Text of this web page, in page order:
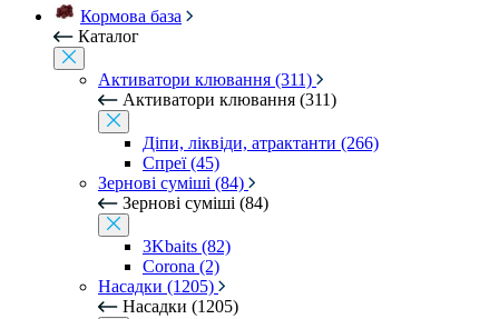
Кормова база
Каталог
Активатори клювання (311)
Активатори клювання (311)
Діпи, ліквіди, атрактанти (266)
Спреї (45)
Зернові суміші (84)
Зернові суміші (84)
3Kbaits (82)
Corona (2)
Насадки (1205)
Насадки (1205)